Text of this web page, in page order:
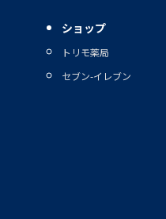
ショップ
トリモ薬局
セブン-イレブン